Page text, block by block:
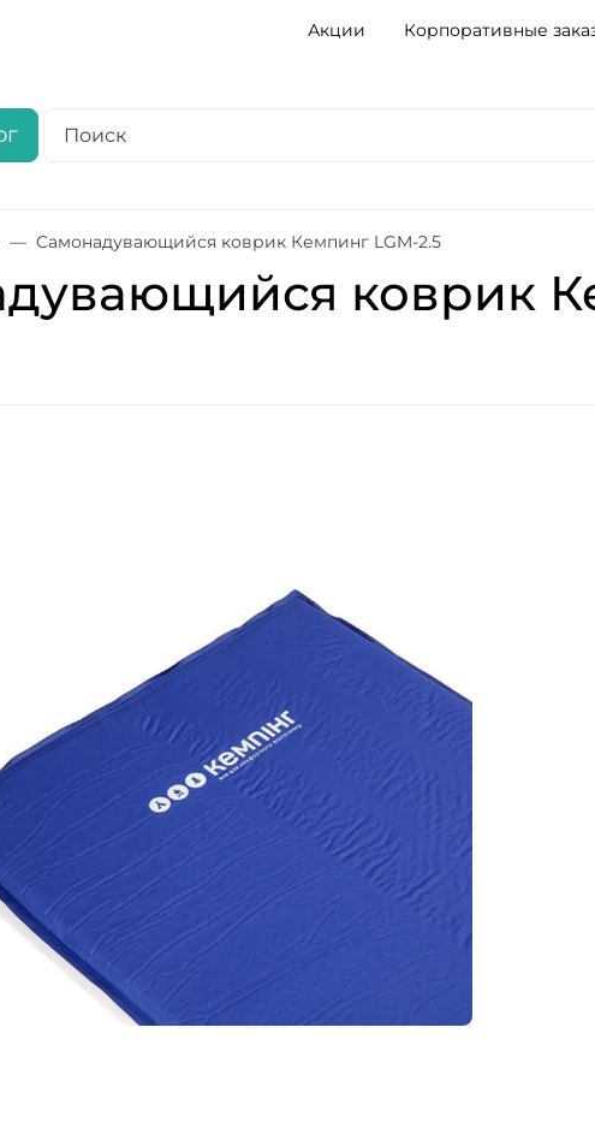
Акции Корпоративные
Cамонадувающийся коврик Кемпинг LGM-2.5
коврик